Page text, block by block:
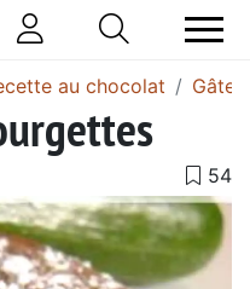
au chocolat